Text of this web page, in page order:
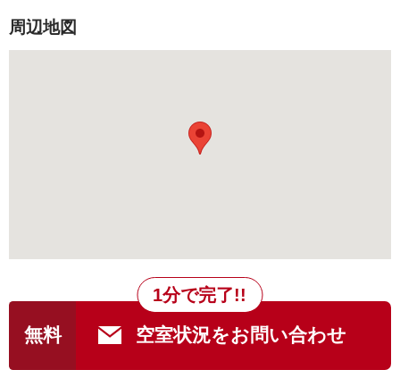
周辺地図
無料 空室状況をお問い合わせ
1分で完了!!